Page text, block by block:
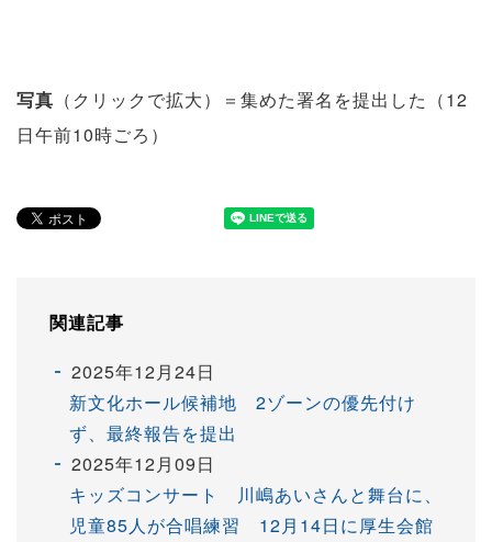
写真 （クリックで拡大）＝集めた署名を提出した（12
日午前10時ごろ）
関連記事
2025年12月24日
新文化ホール候補地 2ゾーンの優先付け
ず、最終報告を提出
2025年12月09日
キッズコンサート 川嶋あいさんと舞台に、
児童85人が合唱練習 12月14日に厚生会館